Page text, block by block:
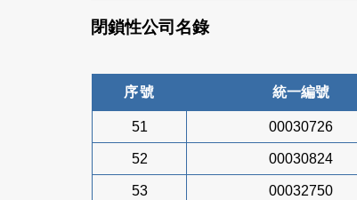
閉鎖性公司名錄
序號 統一編號
51 00030726
52 00030824
53 00032750